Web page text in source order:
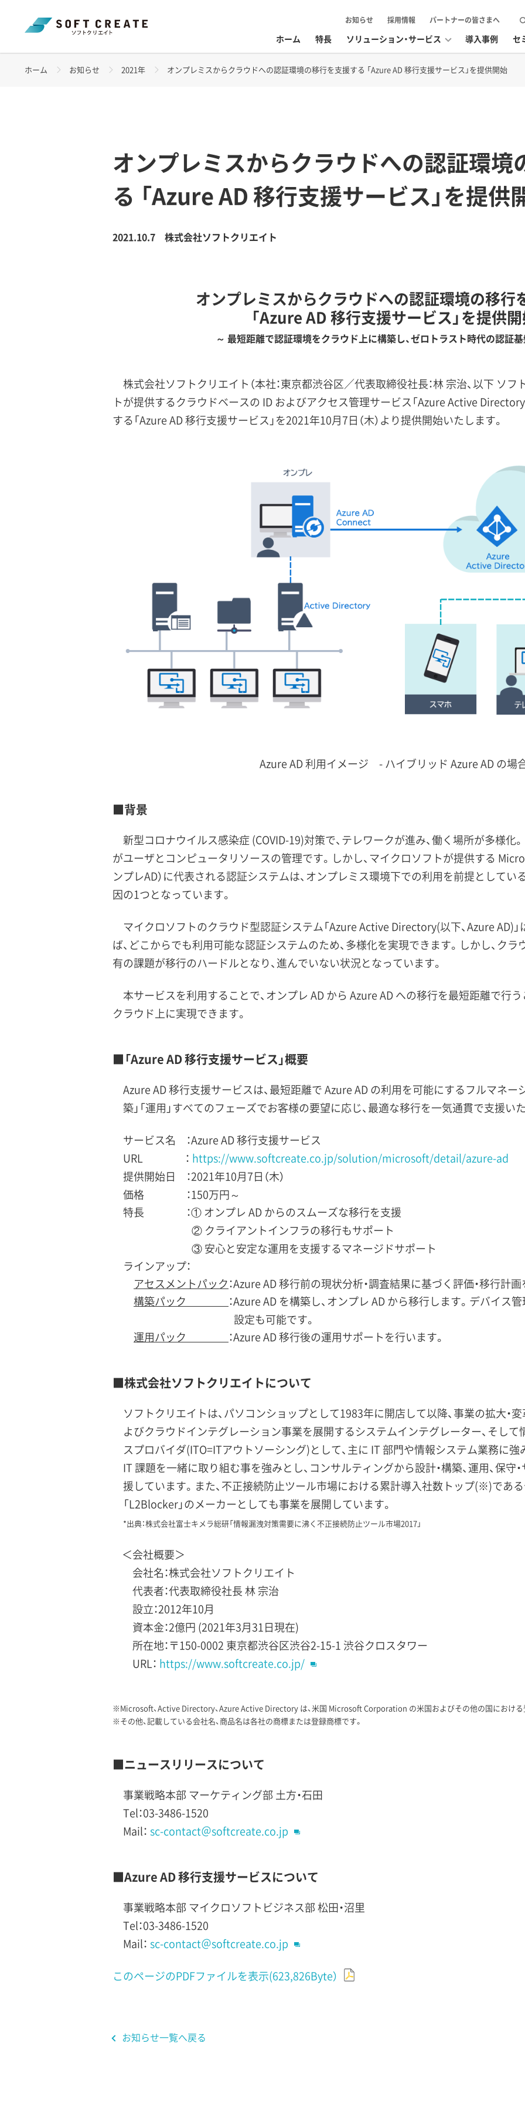
ホーム 特長 ソリューション・サービス 導入事例 セ
お知らせ 採用情報 パートナーの皆さまへ
ホーム お知らせ 2021年 オンプレミスからクラウドへの認証環境の移行を支援する 「Azure AD 移行支援サービス」を提供開始
オンプレミスからクラウドへの認証環境
る 「Azure AD 移行支援サービス」を提供
2021.10.7 株式会社ソフトクリエイト
オンプレミスからクラウドへの認証環境の移行
「Azure AD 移行支援サービス」を提供
～ 最短距離で認証環境をクラウド上に構築し、ゼロトラスト時代の認証
株式会社ソフトクリエイト（本社：東京都渋谷区／代表取締役社長：林 宗治、以下 ソフ
トが提供するクラウドベースの ID およびアクセス管理サービス「Azure Active Directory
する「Azure AD 移行支援サービス」を2021年10月7日（木）より提供開始いたします。
Azure AD 利用イメージ - ハイブリッド Azure AD の場
■背景
新型コロナウイルス感染症 (COVID-19)対策で、テレワークが進み、働く場所が多様化
がユーザとコンピュータリソースの管理です。しかし、マイクロソフトが提供する
ンプレAD）に代表される認証システムは、オンプレミス環境下での利用を前提としてい
因の1つとなっています。
マイクロソフトのクラウド型認証システム「Azure Active Directory(以下、Azure AD)
ば、どこからでも利用可能な認証システムのため、多様化を実現できます。しかし、ク
有の課題が移行のハードルとなり、進んでいない状況となっています。
本サービスを利用することで、オンプレ AD から Azure AD への移行を最短距離で行
クラウド上に実現できます。
■「Azure AD 移行支援サービス」概要
Azure AD 移行支援サービスは、最短距離で Azure AD の利用を可能にするフルマネー
築」「運用」すべてのフェーズでお客様の要望に応じ、最適な移行を一気通貫で支援い
サービス名 ：Azure AD 移行支援サービス
URL ： https://www.softcreate.co.jp/solution/microsoft/detail/azure-ad
提供開始日 ：2021年10月7日（木）
価格 ：150万円～
特長 ：① オンプレ AD からのスムーズな移行を支援
② クライアントインフラの移行もサポート
③ 安心と安定な運用を支援するマネージドサポート
ラインアップ：
アセスメントパック：Azure AD 移行前の現状分析・調査結果に基づく評価・移行計
構築パック ：Azure AD を構築し、オンプレ AD から移行します。デバイ
設定も可能です。
運用パック ：Azure AD 移行後の運用サポートを行います。
■株式会社ソフトクリエイトについて
ソフトクリエイトは、パソコンショップとして1983年に開店して以降、事業の拡大・
よびクラウドインテグレーション事業を展開するシステムインテグレーター、そし
スプロバイダ(ITO=ITアウトソーシング)として、主に IT 部門や情報システム業務に
IT 課題を一緒に取り組む事を強みとし、コンサルティングから設計・構築、運用、保守
援しています。また、不正接続防止ツール市場における累計導入社数トップ(※)であ
「L2Blocker」のメーカーとしても事業を展開しています。
*出典：株式会社富士キメラ総研「情報漏洩対策需要に沸く不正接続防止ツール市場2017」
＜会社概要＞
会社名：株式会社ソフトクリエイト
代表者：代表取締役社長 林 宗治
設立：2012年10月
資本金：2億円 (2021年3月31日現在)
所在地：〒150-0002 東京都渋谷区渋谷2-15-1 渋谷クロスタワー
URL：https://www.softcreate.co.jp/
※Microsoft、Active Directory、Azure Active Directory は、米国 Microsoft Corporation の米国およびその他の国における
※その他、記載している会社名、商品名は各社の商標または登録商標です。
■ニュースリリースについて
事業戦略本部 マーケティング部 土方・石田
Tel：03-3486-1520
Mail： sc-contact＠softcreate.co.jp
■Azure AD 移行支援サービスについて
事業戦略本部 マイクロソフトビジネス部 松田・沼里
Tel：03-3486-1520
Mail： sc-contact＠softcreate.co.jp
このページのPDFファイルを表示(623,826Byte）
お知らせ一覧へ戻る